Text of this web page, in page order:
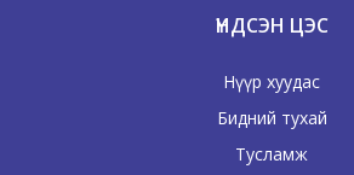
ҮНДСЭН ЦЭС
Нүүр хуудас
Бидний тухай
Тусламж